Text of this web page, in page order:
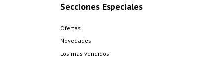
Secciones Especiales
Ofertas
Novedades
Los más vendidos